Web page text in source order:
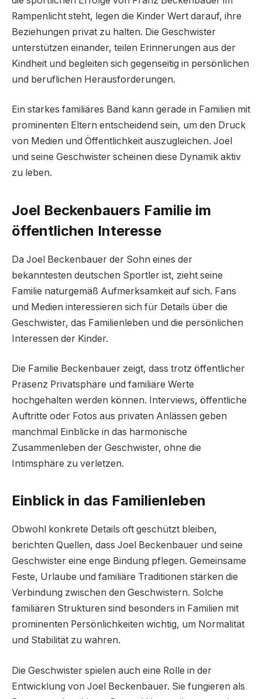
Rampenlicht steht, legen die Kinder Wert darauf, ihre
Beziehungen privat zu halten. Die Geschwister
unterstützen einander, teilen Erinnerungen aus der
Kindheit und begleiten sich gegenseitig in persönlichen
und beruflichen Herausforderungen.
Ein starkes familiäres Band kann gerade in Familien mit
prominenten Eltern entscheidend sein, um den Druck
von Medien und Öffentlichkeit auszugleichen. Joel
und seine Geschwister scheinen diese Dynamik aktiv
zu leben.
Joel Beckenbauers Familie im
öffentlichen Interesse
Da Joel Beckenbauer der Sohn eines der
bekanntesten deutschen Sportler ist, zieht seine
Familie naturgemäß Aufmerksamkeit auf sich. Fans
und Medien interessieren sich für Details über die
Geschwister, das Familienleben und die persönlichen
Interessen der Kinder.
Die Familie Beckenbauer zeigt, dass trotz öffentlicher
Präsenz Privatsphäre und familiäre Werte
hochgehalten werden können. Interviews, öffentliche
Auftritte oder Fotos aus privaten Anlässen geben
manchmal Einblicke in das harmonische
Zusammenleben der Geschwister, ohne die
Intimsphäre zu verletzen.
Einblick in das Familienleben
Obwohl konkrete Details oft geschützt bleiben,
berichten Quellen, dass Joel Beckenbauer und seine
Geschwister eine enge Bindung pflegen. Gemeinsame
Feste, Urlaube und familiäre Traditionen stärken die
Verbindung zwischen den Geschwistern. Solche
familiären Strukturen sind besonders in Familien mit
prominenten Persönlichkeiten wichtig, um Normalität
und Stabilität zu wahren.
Die Geschwister spielen auch eine Rolle in der
Entwicklung von Joel Beckenbauer. Sie fungieren als